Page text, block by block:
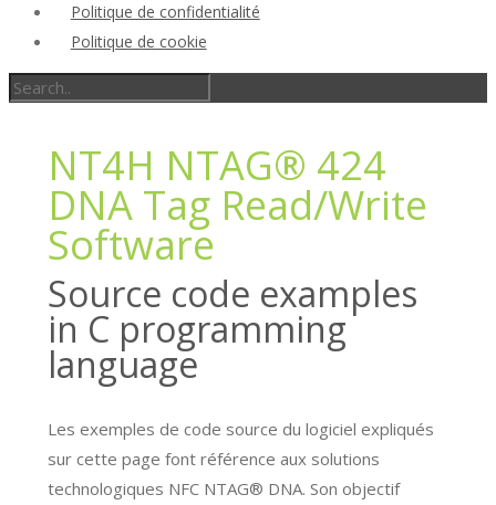
Politique de confidentialité
Politique de cookie
NT4H NTAG® 424
DNA Tag Read/Write
Software
Source code examples
in C programming
language
Les exemples de code source du logiciel expliqués
sur cette page font référence aux solutions
technologiques NFC NTAG® DNA. Son objectif